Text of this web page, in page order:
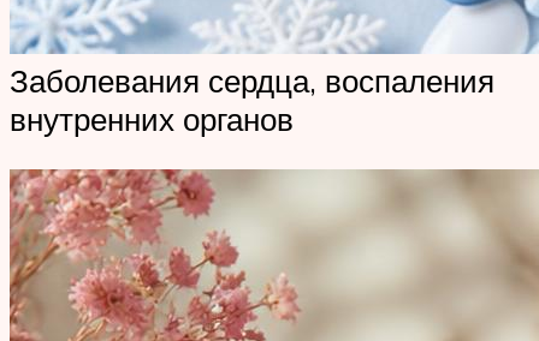
Заболевания сердца, воспаления
внутренних органов